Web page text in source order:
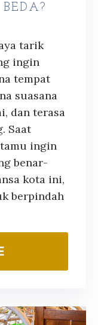
tarik
ingin
tempat
suasana
dan terasa
Saat
ingin
benar-
kota ini,
berpindah